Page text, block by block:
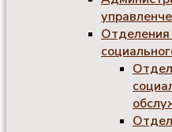
Отделения